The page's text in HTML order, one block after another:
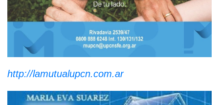
http://lamutualupcn.com.ar